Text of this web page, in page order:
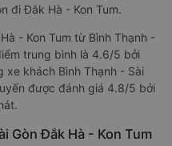
đi Đắk Hà - Kon Tum.
- Kon Tum từ Bình Thạnh -
trung bình là 4.6/5 bởi
xe khách Bình Thạnh - Sài
được đánh giá 4.8/5 bởi
Gòn Đắk Hà - Kon Tum